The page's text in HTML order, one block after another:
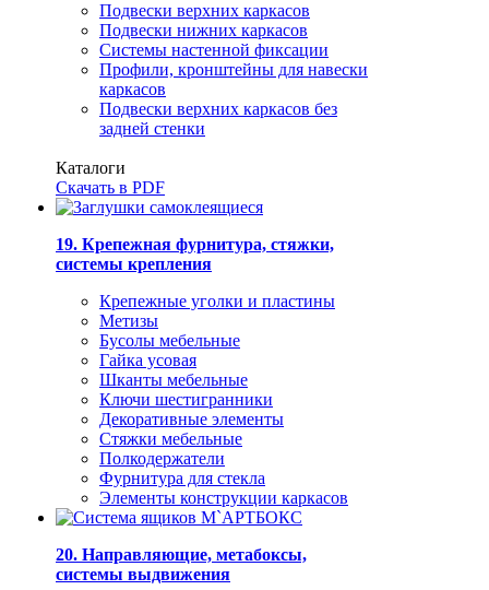
Подвески верхних каркасов
Подвески нижних каркасов
Системы настенной фиксации
Профили, кронштейны для навески
каркасов
Подвески верхних каркасов без
задней стенки
Каталоги
Скачать в PDF
19. Крепежная фурнитура, стяжки,
системы крепления
Крепежные уголки и пластины
Метизы
Бусолы мебельные
Гайка усовая
Шканты мебельные
Ключи шестигранники
Декоративные элементы
Стяжки мебельные
Полкодержатели
Фурнитура для стекла
Элементы конструкции каркасов
20. Направляющие, метабоксы,
системы выдвижения